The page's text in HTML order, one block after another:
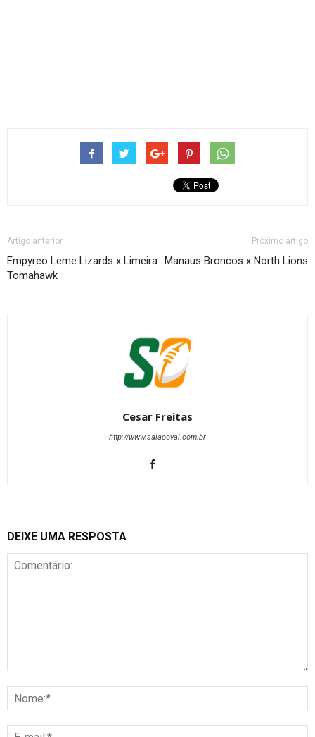
Artigo anterior
Empyreo Leme Lizards x Limeira
Tomahawk
Próximo artigo
Manaus Broncos x North Lions
Cesar Freitas
http://www.salaooval.com.br
DEIXE UMA RESPOSTA